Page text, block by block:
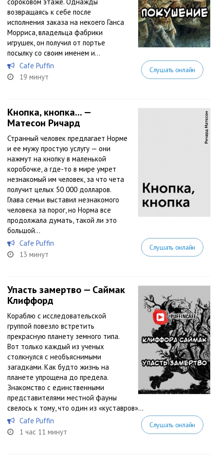
возвращаясь к себе после
исполнения заказа на некоего Ганса
Морриса, владельца фабрики
игрушек, он получил от портье
посылку со своим именем и...
Cafe Puffin
19 минут
Слушать онлайн
Кнопка, кнопка... —
Матесон Ричард
Странный человек предлагает Норме
и ее мужу простую услугу — они
нажмут на кнопку в маленькой
коробочке, а где-то в мире умрет
незнакомый им человек, за что чета
получит целых 50 000 долларов.
Глава семьи выставил незнакомого
человека за порог, но Норма все
продолжала думать, такой ли это
большой...
Cafe Puffin
13 минут
Слушать онлайн
Упасть замертво — Саймак
Клиффорд
Кораблю с исследовательской
группой повезло встретить
прекрасную планету земного типа.
Вот только каждый из ученых
столкнулся с необъяснимыми
загадками. Как будто жизнь на
планете упрощена до предела.
Знакомство с единственными
представителями местной фауны
свелось к тому, что один из «куставров»...
Cafe Puffin
1 час 11 минут
Слушать онлайн